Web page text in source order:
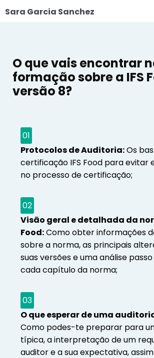
Sara Garcia Sanchez
O que vais encontrar
formação sobre a IFS
versão 8?
01
Protocolos de Auditoria:Os
certificação IFS Food para evitar
no processo de certificação;
02
Visão geral e detalhada da
Food:Como obter informações
sobre a norma, as principais
suas versões e uma análise
cada capítulo da norma;
03
O que esperar de uma
Como podes-te preparar para
típica, a interpretação de um
auditor e a sua expectativa,